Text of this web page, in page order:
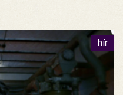
hír